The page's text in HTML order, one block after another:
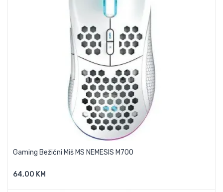
Gaming Bežični Miš MS NEMESIS M700
64,00 KMDodaj U Košaricu